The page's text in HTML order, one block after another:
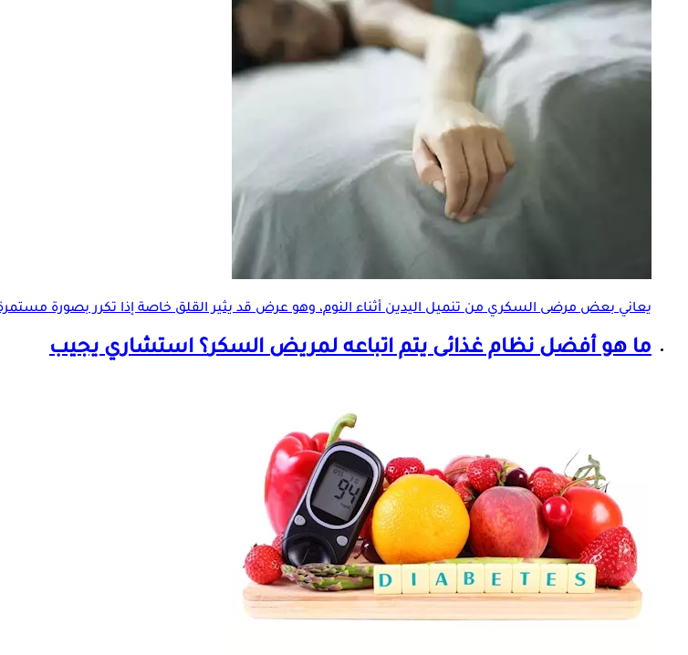
يعاني بعض مرضى السكري من تنميل اليدين أثناء النوم، وهو عرض قد يثير القلق خاصة إذا تكرر بصورة
ما هو أفضل نظام غذائى يتم اتباعه لمريض السكر؟ استشاري يجيب